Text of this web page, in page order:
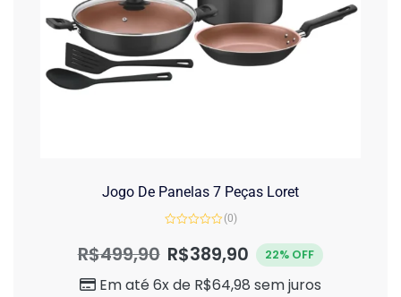
Jogo De Panelas 7 Peças Loret
de
(0)
R$499,90 R$389,90 22% OFF
Em até 6x de R$64,98 sem juros